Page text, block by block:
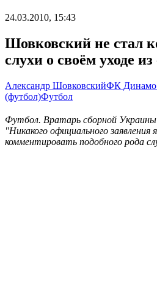
24.03.2010, 15:43
Шовковский не стал
слухи о своём уходе
Александр ШовковскийФК Динамо
(футбол)Футбол
Футбол. Вратарь сборной Украины
"Никакого официального заявления
комментировать подобного рода